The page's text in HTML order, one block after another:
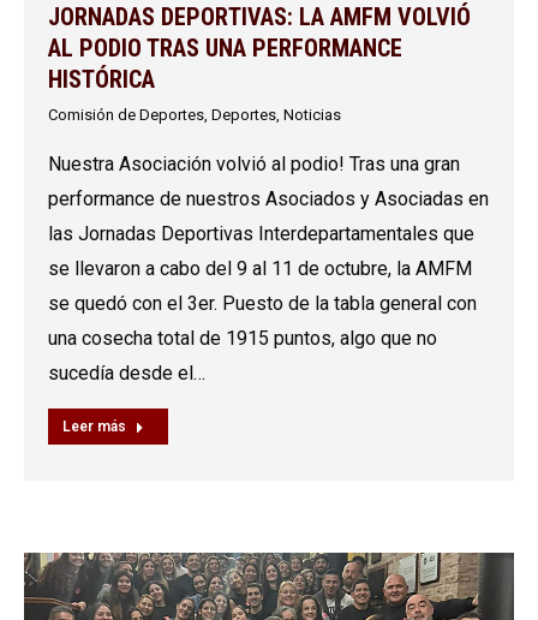
JORNADAS DEPORTIVAS: LA AMFM VOLVIÓ
AL PODIO TRAS UNA PERFORMANCE
HISTÓRICA
Comisión de Deportes Deportes Noticias
Nuestra Asociación volvió al podio! Tras una gran
performance de nuestros Asociados y Asociadas en
las Jornadas Deportivas Interdepartamentales que
se llevaron a cabo del 9 al 11 de octubre, la AMFM
se quedó con el 3er. Puesto de la tabla general con
una cosecha total de 1915 puntos, algo que no
sucedía desde el…
Leer más